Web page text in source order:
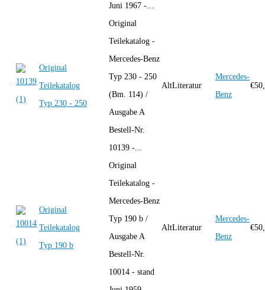
Juni 1967 -...
Original
Teilekatalog
Typ 230 - 250
Original
Teilekatalog -
Mercedes-Benz
Typ 230 - 250
(Bm. 114) /
Ausgabe A
Bestell-Nr.
10139 -...
AltLiteratur
Mercedes-
Benz
€
Original
Teilekatalog
Typ 190 b
Original
Teilekatalog -
Mercedes-Benz
Typ 190 b /
Ausgabe A
Bestell-Nr.
10014 - stand
AltLiteratur
Mercedes-
Benz
€